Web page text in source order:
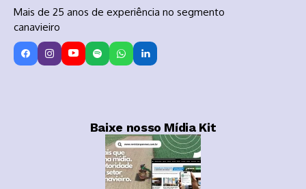
Mais de 25 anos de experiência no segmento
canavieiro
Baixe nosso Mídia Kit